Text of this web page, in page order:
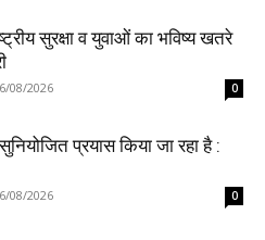
सुरक्षा व युवाओं का भविष्य खतरे
08/2026 0
प्रयास किया जा रहा है :
08/2026 0